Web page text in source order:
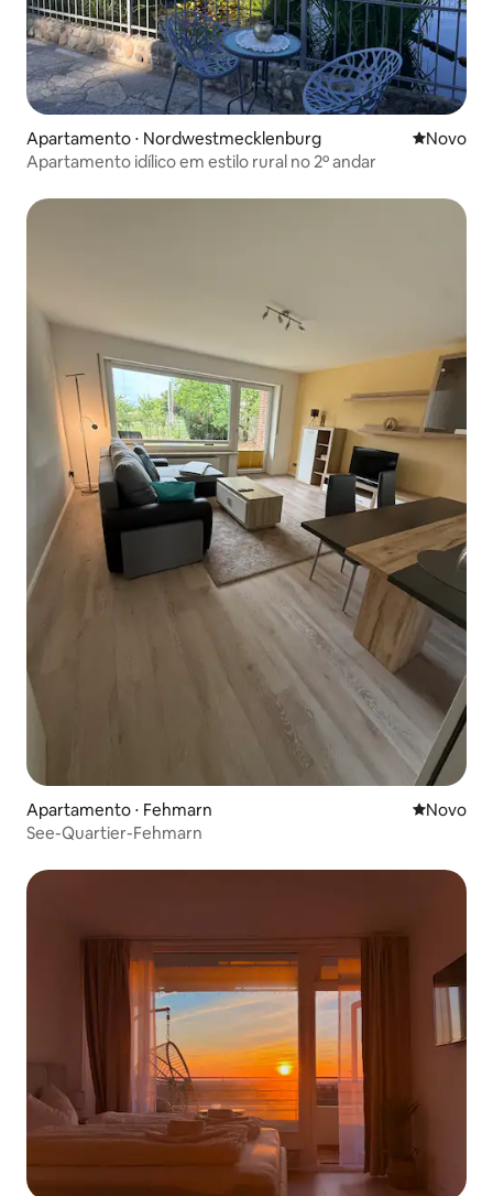
Apartamento ⋅ Nordwestmecklenburg Novo
Novo
Apartamento idílico em estilo rural no 2º andar
Apartamento ⋅ Fehmarn Novo
Novo
See-Quartier-Fehmarn